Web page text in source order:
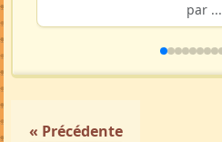
par ...
« Précédente